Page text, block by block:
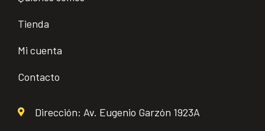
Tienda
Mi cuenta
Contacto
Dirección: Av. Eugenio Garzón 1923A